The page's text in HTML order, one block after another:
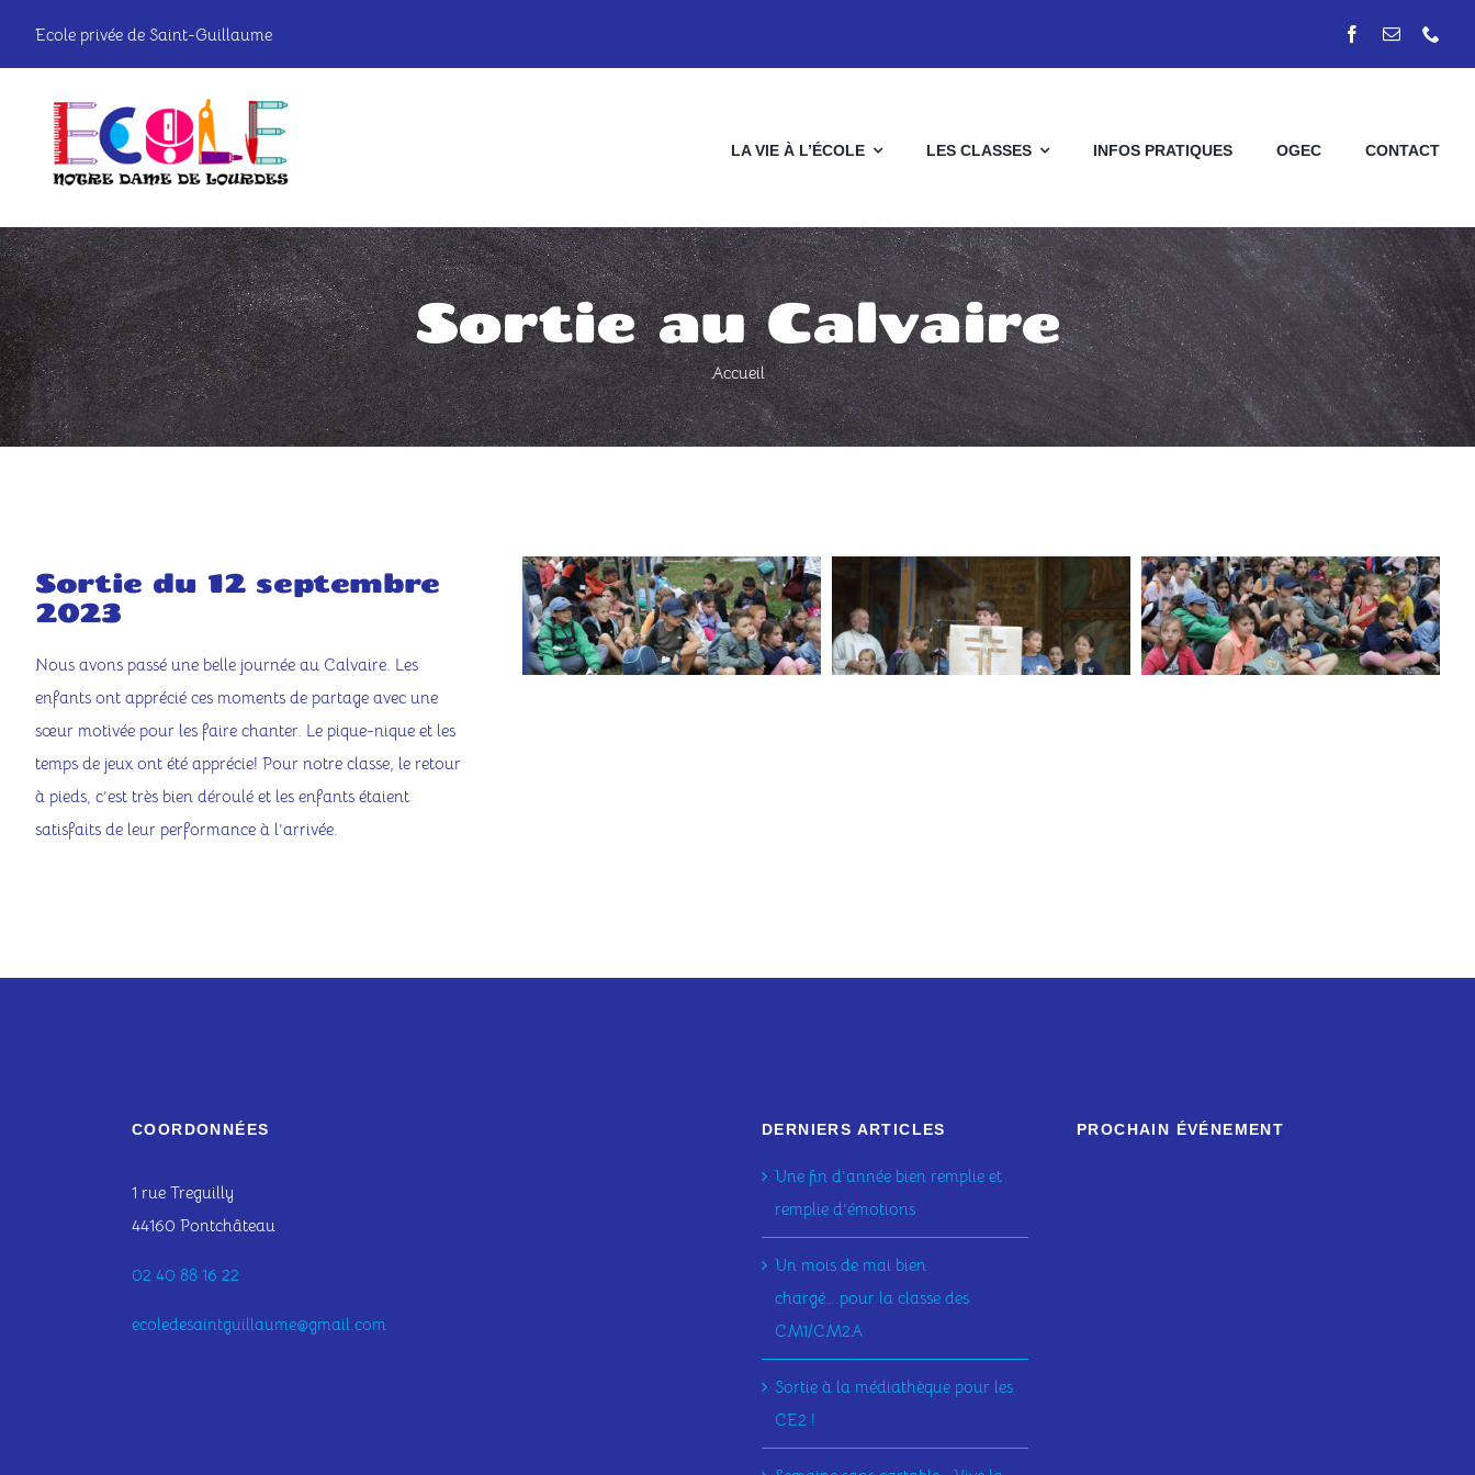
Ecole privée de Saint-Guillaume
LA VIE À L’ÉCOLE LES CLASSES INFOS PRATIQUES OGEC CONTACT
Sortie au Calvaire
Accueil
Sortie du 12 septembre
2023
Nous avons passé une belle journée au Calvaire. Les
enfants ont apprécié ces moments de partage avec une
sœur motivée pour les faire chanter. Le pique-nique et les
temps de jeux ont été apprécie! Pour notre classe, le retour
à pieds, c’est très bien déroulé et les enfants étaient
satisfaits de leur performance à l’arrivée.
COORDONNÉES
1 rue Treguilly
44160 Pontchâteau
02 40 88 16 22
ecoledesaintguillaume@gmail.com
DERNIERS ARTICLES
Une fin d’année bien remplie et
remplie d’émotions
Un mois de mai bien
chargé….pour la classe des
CM1/CM2A
Sortie à la médiathèque pour les
CE2 !
PROCHAIN ÉVÉNEMENT